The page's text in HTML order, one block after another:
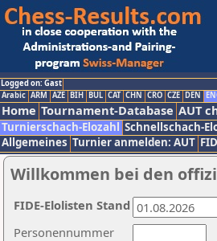
Logged on: Gast
Arabic ARM AZE BIH BUL CAT CHN CRO CZE DEN
Home Tournament-Database AUT
Turnierschach-Elozahl Schnellschach-
Allgemeines Turnier anmelden: AUT
Willkommen bei den
Personennummer
FIDE-Elolisten Stand